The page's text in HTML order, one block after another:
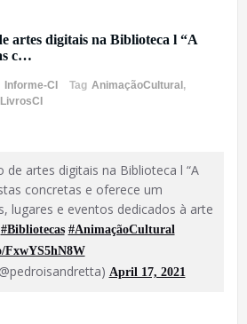
artes digitais na Biblioteca l “A
c…
Informe-CI Tag AnimaçãoCultural ,
LivrosCI
artes digitais na Biblioteca l “A
concretas e oferece um
lugares e eventos dedicados à arte
#Bibliotecas #AnimaçãoCultural
FxwYS5hN8W
April 17, 2021